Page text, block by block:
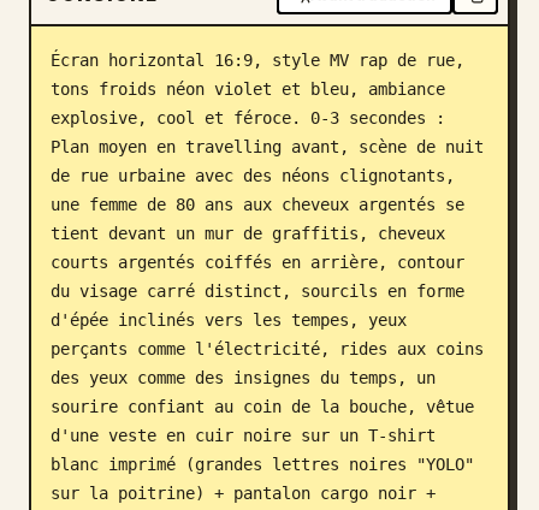
Écran horizontal 16:9, style MV rap de rue,
tons froids néon violet et bleu, ambiance
explosive, cool et féroce. 0-3 secondes :
Plan moyen en travelling avant, scène de nuit
de rue urbaine avec des néons clignotants,
une femme de 80 ans aux cheveux argentés se
tient devant un mur de graffitis, cheveux
courts argentés coiffés en arrière, contour
du visage carré distinct, sourcils en forme
d'épée inclinés vers les tempes, yeux
perçants comme l'électricité, rides aux coins
des yeux comme des insignes du temps, un
sourire confiant au coin de la bouche, vêtue
d'une veste en cuir noire sur un T-shirt
blanc imprimé (grandes lettres noires "YOLO"
sur la poitrine) + pantalon cargo noir +